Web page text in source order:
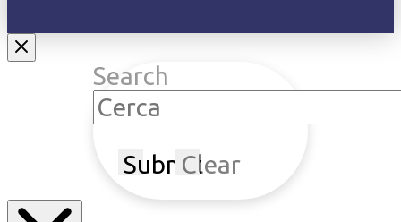
Search
SubmitClear